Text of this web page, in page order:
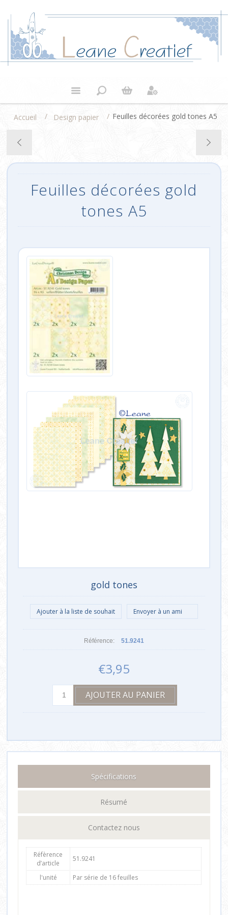
Accueil / Design papier / Feuilles décorées gold tones A5
Feuilles décorées gold
tones A5
gold tones
Référence: 51.9241
€3,95
Spécifications
Résumé
Contactez nous
Réfèrence
d’article
51.9241
l'unité Par série de 16 feuilles